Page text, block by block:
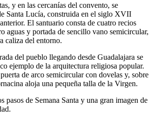
y en las cercanías del convento, se
Santa Lucía, construida en el siglo XVII
El santuario consta de cuatro recios
aguas y portada de sencillo vano semicircular,
caliza del entorno.
del pueblo llegando desde Guadalajara se
ejemplo de la arquitectura religiosa popular.
de arco semicircular con dovelas y, sobre
aloja una pequeña talla de la Virgen.
pasos de Semana Santa y una gran imagen de